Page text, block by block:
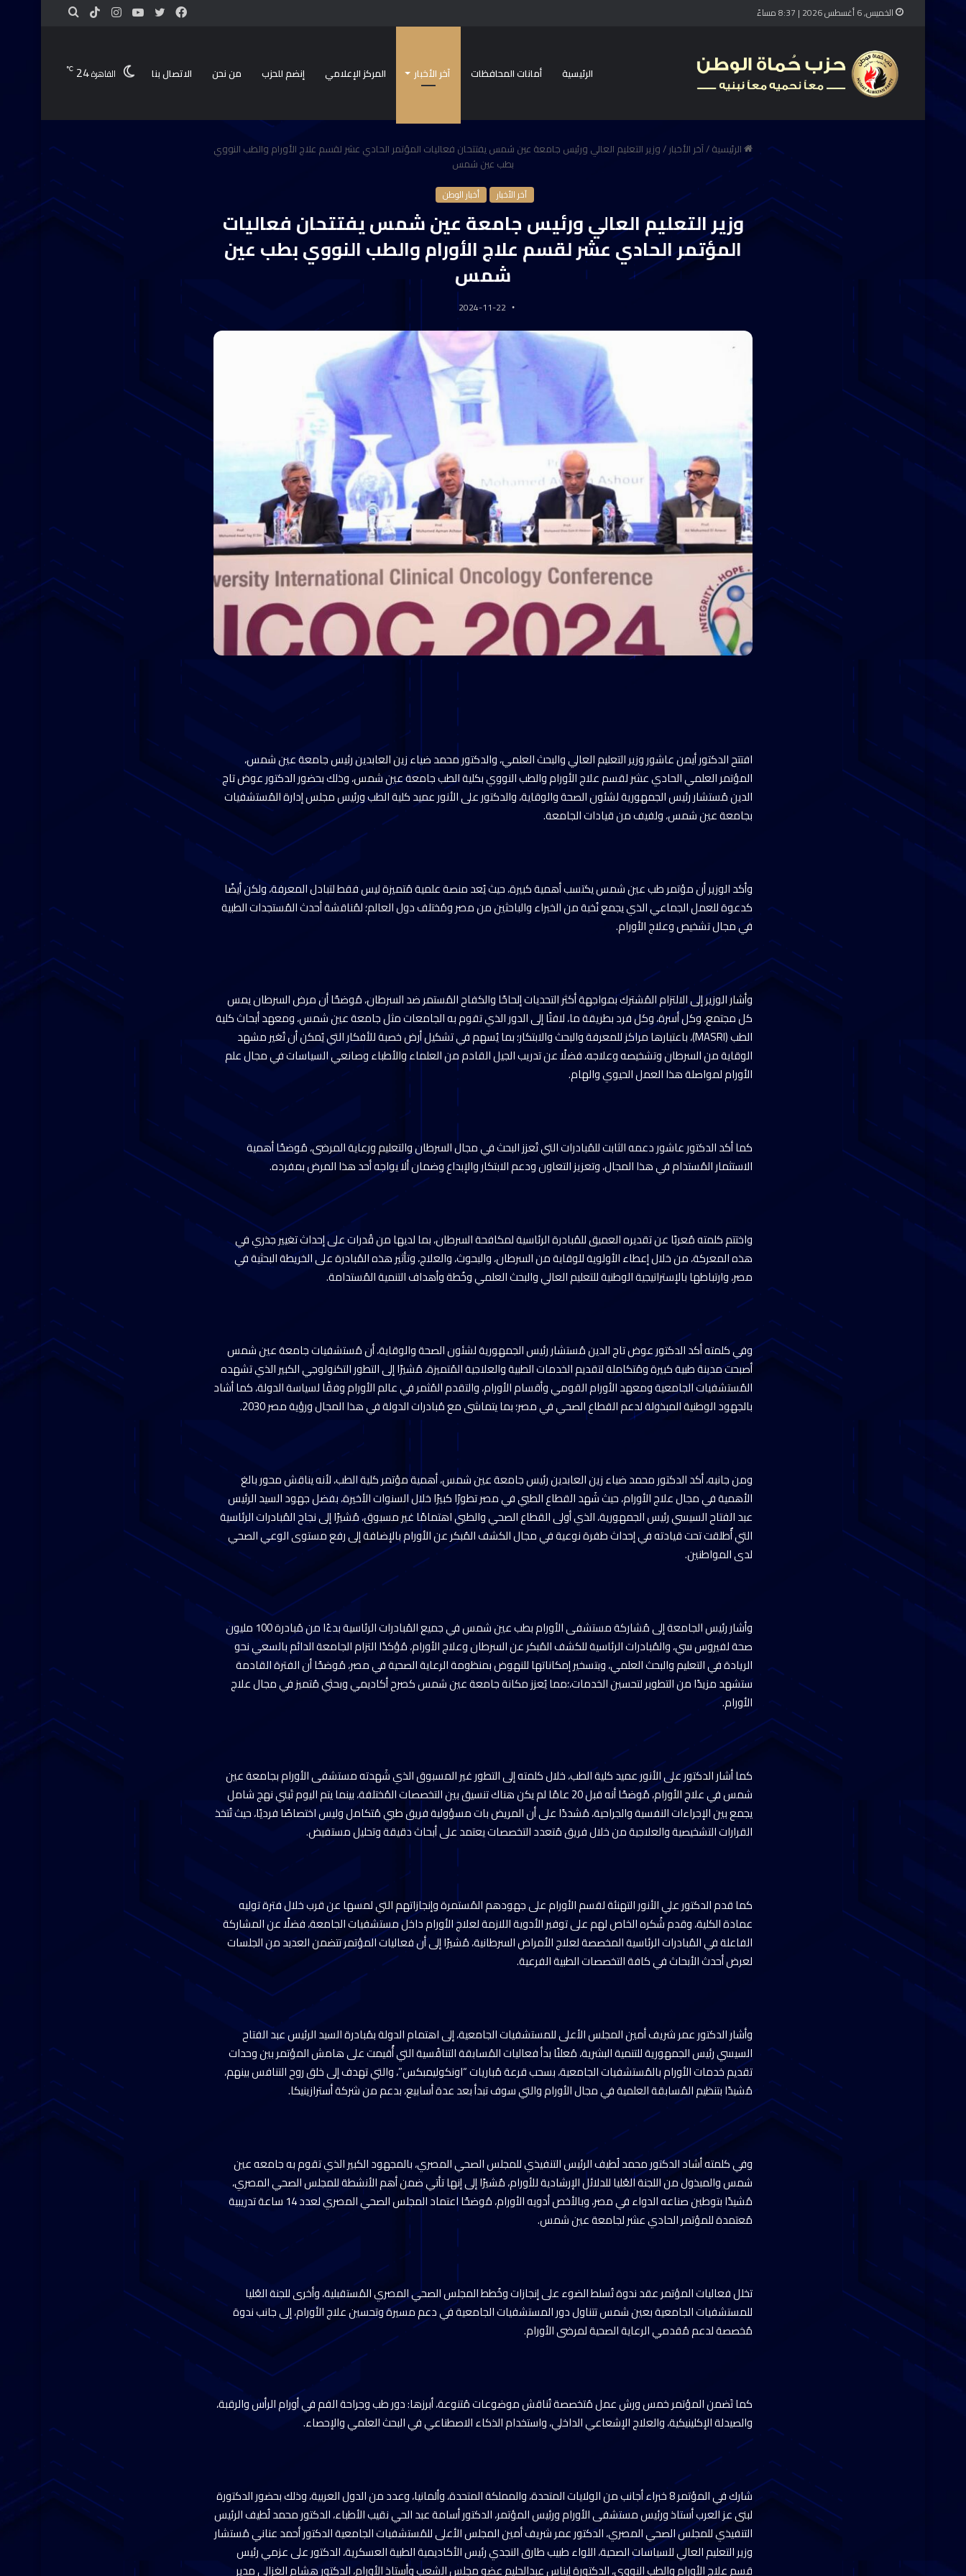
الخميس, 6 أغسطس 2026 | 8:37 مساءً
الرئيسية أمانات المحافظات آخر الأخبار المركز الإعلامي إنضم للحزب من نحن الاتصال بنا القاهرة24
℃
الرئيسية/آخر الأخبار/وزير التعليم العالي ورئيس جامعة عين شمس يفتتحان فعاليات المؤتمر الحادي عشر لقسم علاج الأورام والطب النووي
بطب عين شمس
آخر الأخبار أخبار الوطن
وزير التعليم العالي ورئيس جامعة عين شمس يفتتحان فعاليات
المؤتمر الحادي عشر لقسم علاج الأورام والطب النووي بطب عين
شمس
2024-11-22
افتتح الدكتور أيمن عاشور وزير التعليم العالي والبحث العلمي، والدكتور محمد ضياء زين العابدين رئيس جامعة عين شمس،
المؤتمر العلمي الحادي عشر لقسم علاج الأورام والطب النووي بكلية الطب جامعة عين شمس، وذلك بحضور الدكتور عوض تاج
الدين مُستشار رئيس الجمهورية لشئون الصحة والوقاية، والدكتور على الأنور عميد كلية الطب ورئيس مجلس إدارة المُستشفيات
بجامعة عين شمس، ولفيف من قيادات الجامعة.
وأكد الوزير أن مؤتمر طب عين شمس يكتسب أهمية كبيرة، حيث يُعد منصة علمية مُتميزة ليس فقط لتبادل المعرفة، ولكن أيضًا
كدعوة للعمل الجماعي الذي يجمع نُخبة من الخبراء والباحثين من مصر ومُختلف دول العالم؛ لمُناقشة أحدث المُستجدات الطبية
في مجال تشخيص وعلاج الأورام.
وأشار الوزير إلى الالتزام المُشترك بمواجهة أكثر التحديات إلحاحًا والكفاح المُستمر ضد السرطان، مُوضحًا أن مرض السرطان يمس
كل مجتمع، وكل أسرة، وكل فرد بطريقة ما، لافتًا إلى الدور الذي تقوم به الجامعات مثل جامعة عين شمس، ومعهد أبحاث كلية
الطب (MASRI)، باعتبارها مراكز للمعرفة والبحث والابتكار؛ بما يُسهم في تشكيل أرض خصبة للأفكار التي يُمكن أن تُغير مشهد
الوقاية من السرطان وتشخيصه وعلاجه، فضلًا عن تدريب الجيل القادم من العلماء والأطباء وصانعي السياسات في مجال علم
الأورام لمواصلة هذا العمل الحيوي والهام.
كما أكد الدكتور عاشور دعمه الثابت للمُبادرات التي تُعزز البحث في مجال السرطان والتعليم ورعاية المرضى، مُوضحًا أهمية
الاستثمار المُستدام في هذا المجال، وتعزيز التعاون ودعم الابتكار والإبداع وضمان ألا يواجه أحد هذا المرض بمفرده.
واختتم كلمته مُعربًا عن تقديره العميق للمُبادرة الرئاسية لمكافحة السرطان، بما لديها من قُدرات على إحداث تغيير جذري في
هذه المعركة، من خلال إعطاء الأولوية للوقاية من السرطان، والبحوث، والعلاج، وتأثير هذه المُبادرة على الخريطة البحثية في
مصر، وارتباطها بالإستراتيجية الوطنية للتعليم العالي والبحث العلمي وخُطة وأهداف التنمية المُستدامة.
وفي كلمته أكد الدكتور عوض تاج الدين مُستشار رئيس الجمهورية لشئون الصحة والوقاية، أن مُستشفيات جامعة عين شمس
أصبحت مدينة طبية كبيرة ومُتكاملة لتقديم الخدمات الطبية والعلاجية المُتميزة، مُشيرًا إلى التطور التكنولوجي الكبير الذي تشهده
المُستشفيات الجامعية ومعهد الأورام القومي وأقسام الأورام، والتقدم المُثمر في عالم الأورام وفقًا لسياسة الدولة، كما أشاد
بالجهود الوطنية المبذولة لدعم القطاع الصحي في مصر؛ بما يتماشى مع مُبادرات الدولة في هذا المجال ورؤية مصر 2030.
ومن جانبه، أكد الدكتور محمد ضياء زين العابدين رئيس جامعة عين شمس، أهمية مؤتمر كلية الطب، لأنه يناقش محور بالغ
الأهمية في مجال علاج الأورام، حيث شَهد القطاع الطبي في مصر تطورًا كبيرًا خلال السنوات الأخيرة، بفضل جهود السيد الرئيس
عبد الفتاح السيسي رئيس الجمهورية، الذي أولى القطاع الصحي والطبي اهتمامًا غير مسبوق، مُشيرًا إلى نجاح المُبادرات الرئاسية
التي أٌطلقت تحت قيادته في إحداث طفرة نوعية في مجال الكشف المُبكر عن الأورام بالإضافة إلى رفع مستوى الوعي الصحي
لدى المواطنين.
وأشار رئيس الجامعة إلى مُشاركة مستشفى الأورام بطب عين شمس في جميع المُبادرات الرئاسية بدءًا من مُبادرة 100 مليون
صحة لفيروس سي، والمُبادرات الرئاسية للكشف المُبكر عن السرطان وعلاج الأورام، مُؤكدًا التزام الجامعة الدائم بالسعي نحو
الريادة في التعليم والبحث العلمي، وبتسخير إمكاناتها للنهوض بمنظومة الرعاية الصحية في مصر، مُوضحًا أن الفترة القادمة
ستشهد مزيدًا من التطوير لتحسين الخدمات،؛مما يُعزز مكانة جامعة عين شمس كصرح أكاديمي وبحثي مُتميز في مجال علاج
الأورام.
كما أشار الدكتور على الأنور عميد كلية الطب، خلال كلمته إلى التطور غير المسبوق الذي شَهدته مستشفى الأورام بجامعة عين
شمس في علاج الأورام، مًوضحًا أنه قبل 20 عامًا لم يكن هناك تنسيق بين التخصصات المُختلفة، بينما يتم اليوم تَبني نهج شامل
يجمع بين الإجراءات النفسية والجراحية، مُشددًا على أن المريض بات مسؤولية فريق طبي مُتكامل وليس اختصاصًا فرديًا، حيث تُتخذ
القرارات التشخيصية والعلاجية من خلال فريق مُتعدد التخصصات يعتمد على أبحاث دقيقة وتحليل مستفيض.
كما قدم الدكتور علي الأنور التهنئة لقسم الأورام على جهودهم المُستمرة وإنجازاتهم التي لمسها عن قرب خلال فترة توليه
عمادة الكلية، وقدم شُكره الخاص لهم على توفير الأدوية اللازمة لعلاج الأورام داخل مستشفيات الجامعة، فضلًا عن المشاركة
الفاعلة في المُبادرات الرئاسية المخصصة لعلاج الأمراض السرطانية، مُشيرًا إلى أن فعاليات المؤتمر تتضمن العديد من الجلسات
لعرض أحدث الأبحاث في كافة التخصصات الطبية الفرعية.
وأشار الدكتور عمر شريف أمين المجلس الأعلى للمستشفيات الجامعية، إلى اهتمام الدولة بمُبادرة السيد الرئيس عبد الفتاح
السيسي رئيس الجمهورية للتنمية البشرية، مُعلنًا بدأ فعاليات المُسابقة التنافُسية التي أُقيمت على هامش المؤتمر بين وحدات
تقديم خدمات الأورام بالمُستشفيات الجامعية، بسحب قرعة مُباريات “اونكوليمبكس”، والتي تهدف إلى خلق روح التنافس بينهم،
مُشيدًا بتنظيم المُسابقة العلمية في مجال الأورام والتي سوف تبدأ بعد عدة أسابيع، بدعم من شركة أسترازينيكا.
وفي كلمته أشاد الدكتور محمد لُطيف الرئيس التنفيذي للمجلس الصحي المصري، بالمجهود الكبير الذي تقوم به جامعه عين
شمس والمبذول من اللجنة العُليا للدلائل الإرشادية للأورام، مٌشيرًا إلى إنها تأتي ضمن أهم الأنشطة للمجلس الصحي المصري،
مُشيدًا بتوطين صناعه الدواء في مصر، وبالأخص أدويه الأورام، مُوضحًا اعتماد المجلس الصحي المصري لعدد 14 ساعة تدريبية
مُعتمدة للمؤتمر الحادي عشر لجامعة عين شمس.
تخلل فعاليات المؤتمر عقد ندوة تُسلط الضوء على إنجازات وخُطط المجلس الصحي المصري المُستقبلية، وأخرى للجنة العُليا
للمستشفيات الجامعية بعين شمس تتناول دور المستشفيات الجامعية في دعم مسيرة وتحسين علاج الأورام، إلى جانب ندوة
مُخصصة لدعم مُقدمي الرعاية الصحية لمرضى الأورام.
كما تَضمن المؤتمر خمس ورش عمل مُتخصصة تُناقش موضوعات مُتنوعة، أبرزها: دور طب وجراحة الفم في أورام الرأس والرقبة،
والصيدلة الإكلينيكية، والعلاج الإشعاعي الداخلي، واستخدام الذكاء الاصطناعي في البحث العلمي والإحصاء.
شارك في المؤتمر 8 خبراء أجانب من الولايات المتحدة، والمملكة المتحدة، وألمانيا، وعدد من الدول العربية، وذلك بحضور الدكتورة
لبنى عز العرب أستاذ ورئيس مستشفى الأورام ورئيس المؤتمر، الدكتور أسامة عبد الحي نقيب الأطباء، الدكتور محمد لُطيف الرئيس
التنفيذي للمجلس الصحي المصري، الدكتور عمر شريف أمين المجلس الأعلى للمُستشفيات الجامعية الدكتور أحمد عناني مُستشار
وزير التعليم العالي للسياسات الصحية، اللواء طبيب طارق النجدي رئيس الأكاديمية الطبية العسكرية، الدكتور على عزمي رئيس
قسم علاج الأورام والطب النووي، الدكتورة إيناس عبدالحليم عضو مجلس الشعب وأستاذ الأورام، الدكتور هشام الغزالي مدير